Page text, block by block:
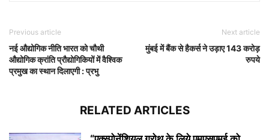
Previous article
नई औद्योगिक नीति भारत को चौथी
औद्योगिक क्रांति प्रौद्योगिकियों में वैश्विक
प्रमुख का स्थान दिलाएगी : प्रभु
Next article
मुंबई में बैंक से हैकर्स ने उड़ाए 143 करोड़
रुपये
RELATED ARTICLES